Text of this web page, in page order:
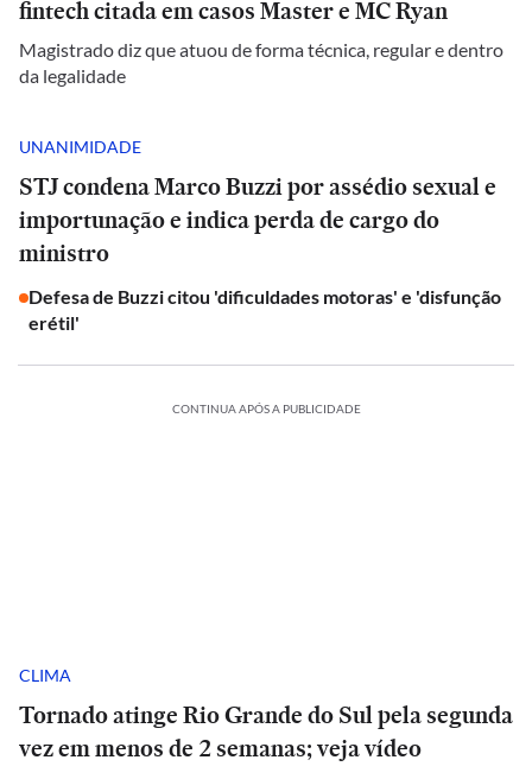
fintech citada em casos Master e MC Ryan
Magistrado diz que atuou de forma técnica, regular e dentro
da legalidade
UNANIMIDADE
STJ condena Marco Buzzi por assédio sexual e
importunação e indica perda de cargo do
ministro
Defesa de Buzzi citou 'dificuldades motoras' e 'disfunção
erétil'
CONTINUA APÓS A PUBLICIDADE
CLIMA
Tornado atinge Rio Grande do Sul pela segunda
vez em menos de 2 semanas; veja vídeo